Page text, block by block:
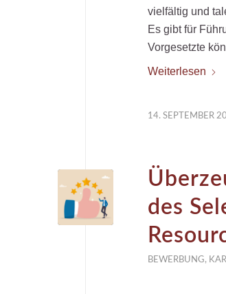
vielfältig und
Es gibt für
Vorgesetzte
Weiterlesen
14. SEPTEMBER
des
BEWERBUNG,